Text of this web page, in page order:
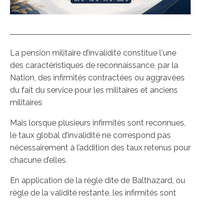
La pension militaire d’invalidité constitue l'une
des caractéristiques de reconnaissance, par la
Nation, des infirmités contractées ou aggravées
du fait du service pour les militaires et anciens
militaires
Mais lorsque plusieurs infirmités sont reconnues,
le taux global d’invalidité ne correspond pas
nécessairement à l’addition des taux retenus pour
chacune d’elles.
En application de la règle dite de Balthazard, ou
règle de la validité restante, les infirmités sont